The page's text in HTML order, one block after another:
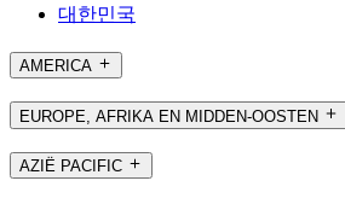
대한민국
AMERICA
EUROPE, AFRIKA EN MIDDEN-OOSTEN
AZIË PACIFIC